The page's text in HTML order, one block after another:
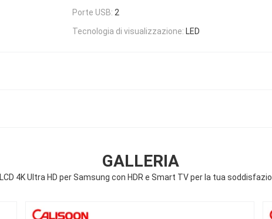
Porte USB: 2
Tecnologia di visualizzazione: LED
GALLERIA
LCD 4K Ultra HD per Samsung con HDR e Smart TV per la tua